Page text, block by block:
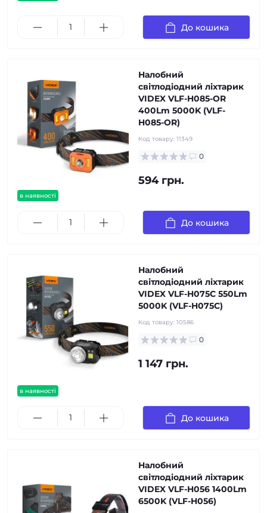
До кошика
в наявності
Налобний
світлодіодний ліхтарик
VIDEX VLF-H085-OR
400Lm 5000K (VLF-
H085-OR)
Код товару: 11349
0
594 грн.
До кошика
в наявності
Налобний
світлодіодний ліхтарик
VIDEX VLF-H075C 550Lm
5000K (VLF-H075C)
Код товару: 10586
0
1 147 грн.
До кошика
Налобний
світлодіодний ліхтарик
VIDEX VLF-H056 1400Lm
6500K (VLF-H056)